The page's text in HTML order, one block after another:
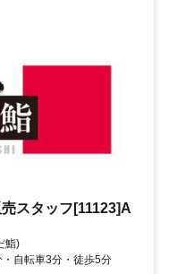
スタッフ[11123]A
鮨)
自転車3分・徒歩5分